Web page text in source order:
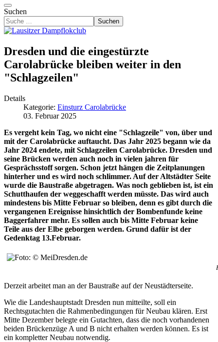
Suchen
Suchen
Dresden und die eingestürzte
Carolabrücke bleiben weiter in den
"Schlagzeilen"
Details
Kategorie: Einsturz Carolabrücke
03. Februar 2025
Es vergeht kein Tag, wo nicht eine "Schlagzeile" von, über und
mit der Carolabrücke auftaucht. Das Jahr 2025 begann wie da
Jahr 2024 endete, mit Schlagzeilen Carolabrücke. Dresden und
seine Brücken werden auch noch in vielen jahren für
Gesprächsstoff sorgen. Schon jetzt hängen die Zeitplanungen
hinterher und es wird noch schlimmer. Auf der Altstädter Seite
wurde die Baustraße abgetragen. Was noch geblieben ist, ist ein
Schutthaufen der weggeschafft werden müsste. Das wird auch
mindestens bis Mitte Februar so bleiben, denn es gibt durch die
vergangenen Ereignisse hinsichtlich der Bombenfunde keine
Baggerfahrer mehr. Es sollen auch bis Mitte Februar keine
Teile aus der Elbe geborgen werden. Grund dafür ist der
Gedenktag 13.Februar.
Derzeit arbeitet man an der Baustraße auf der Neustädterseite.
Wie die Landeshauptstadt Dresden nun mitteilte, soll ein
Rechtsgutachten die Rahmenbedingungen für Neubau klären. Erst
Mitte Dezember belegte ein Gutachten, dass die noch vorhandenen
beiden Brückenzüge A und B nicht erhalten werden können. Es ist
ein kompletter Neubau notwendig.